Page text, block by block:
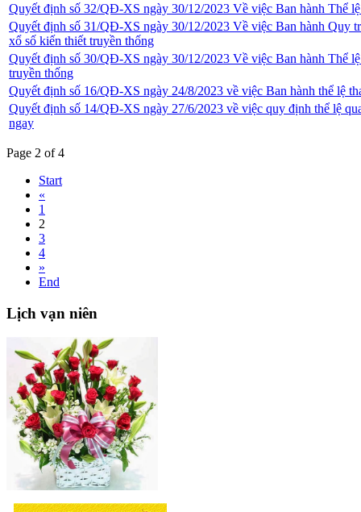
Quyết định số 32/QĐ-XS ngày 30/12/2023 Về việc Ban hành Thể
Quyết định số 31/QĐ-XS ngày 30/12/2023 Về việc Ban hành Quy
xổ số kiến thiết truyền thống
Quyết định số 30/QĐ-XS ngày 30/12/2023 Về việc Ban hành Thể
truyền thống
Quyết định số 16/QĐ-XS ngày 24/8/2023 về việc Ban hành thể lệ
Quyết định số 14/QĐ-XS ngày 27/6/2023 về việc quy định thể lệ
ngay
Page 2 of 4
Start
«
1
2
3
4
»
End
Lịch vạn niên